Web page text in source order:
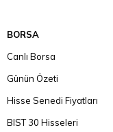
BORSA
Canlı Borsa
Günün Özeti
Hisse Senedi Fiyatları
BIST 30 Hisseleri